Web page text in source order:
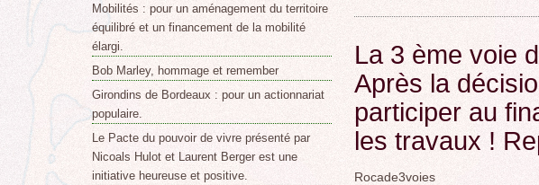
La 3 ème voie
Après la
participer au
les travaux !
Rocade3voies
Mobilités : pour un aménagement du territoire
équilibré et un financement de la mobilité
élargi.
Bob Marley, hommage et remember
Girondins de Bordeaux : pour un actionnariat
populaire.
Le Pacte du pouvoir de vivre présenté par
Nicoals Hulot et Laurent Berger est une
initiative heureuse et positive.